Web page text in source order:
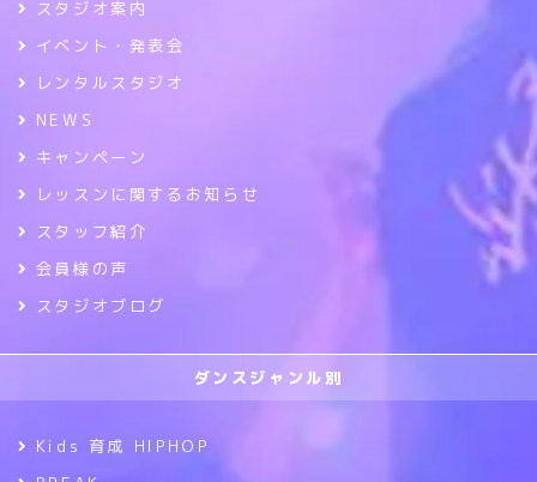
スタジオ案内
イベント・発表会
レンタルスタジオ
NEWS
キャンペーン
レッスンに関するお知らせ
スタッフ紹介
会員様の声
スタジオブログ
ダンスジャンル別
Kids 育成 HIPHOP